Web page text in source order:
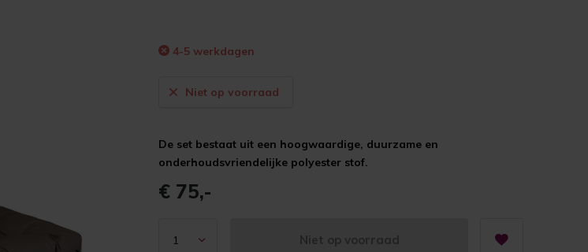
4-5 werkdagen
Niet op voorraad
De set bestaat uit een hoogwaardige, duurzame en
onderhoudsvriendelijke polyester stof.
€ 75,-